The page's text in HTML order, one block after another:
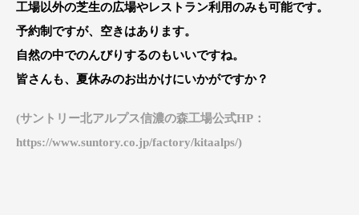
工場以外の芝生の広場やレストラン利用のみも可能です。
予約制ですが、空きはあります。
自然の中でのんびりするのもいいですね。
皆さんも、夏休みのお出かけにいかがですか？
(サントリー北アルプス信濃の森工場公式HP：
https://www.suntory.co.jp/factory/kitaalps/)